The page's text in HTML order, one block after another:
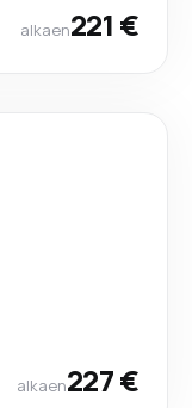
alkaen221 €
alkaen227 €